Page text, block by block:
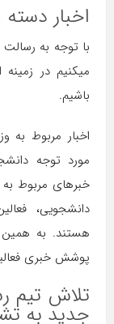
اخبار
با توجه به
میکنیم در زمینه
باشیم.
اخبار مربوط به
مورد توجه
خبرهای مربوط
دانشجویی،
هستند. به
پوشش خبری
تلاش تیم
جدید به